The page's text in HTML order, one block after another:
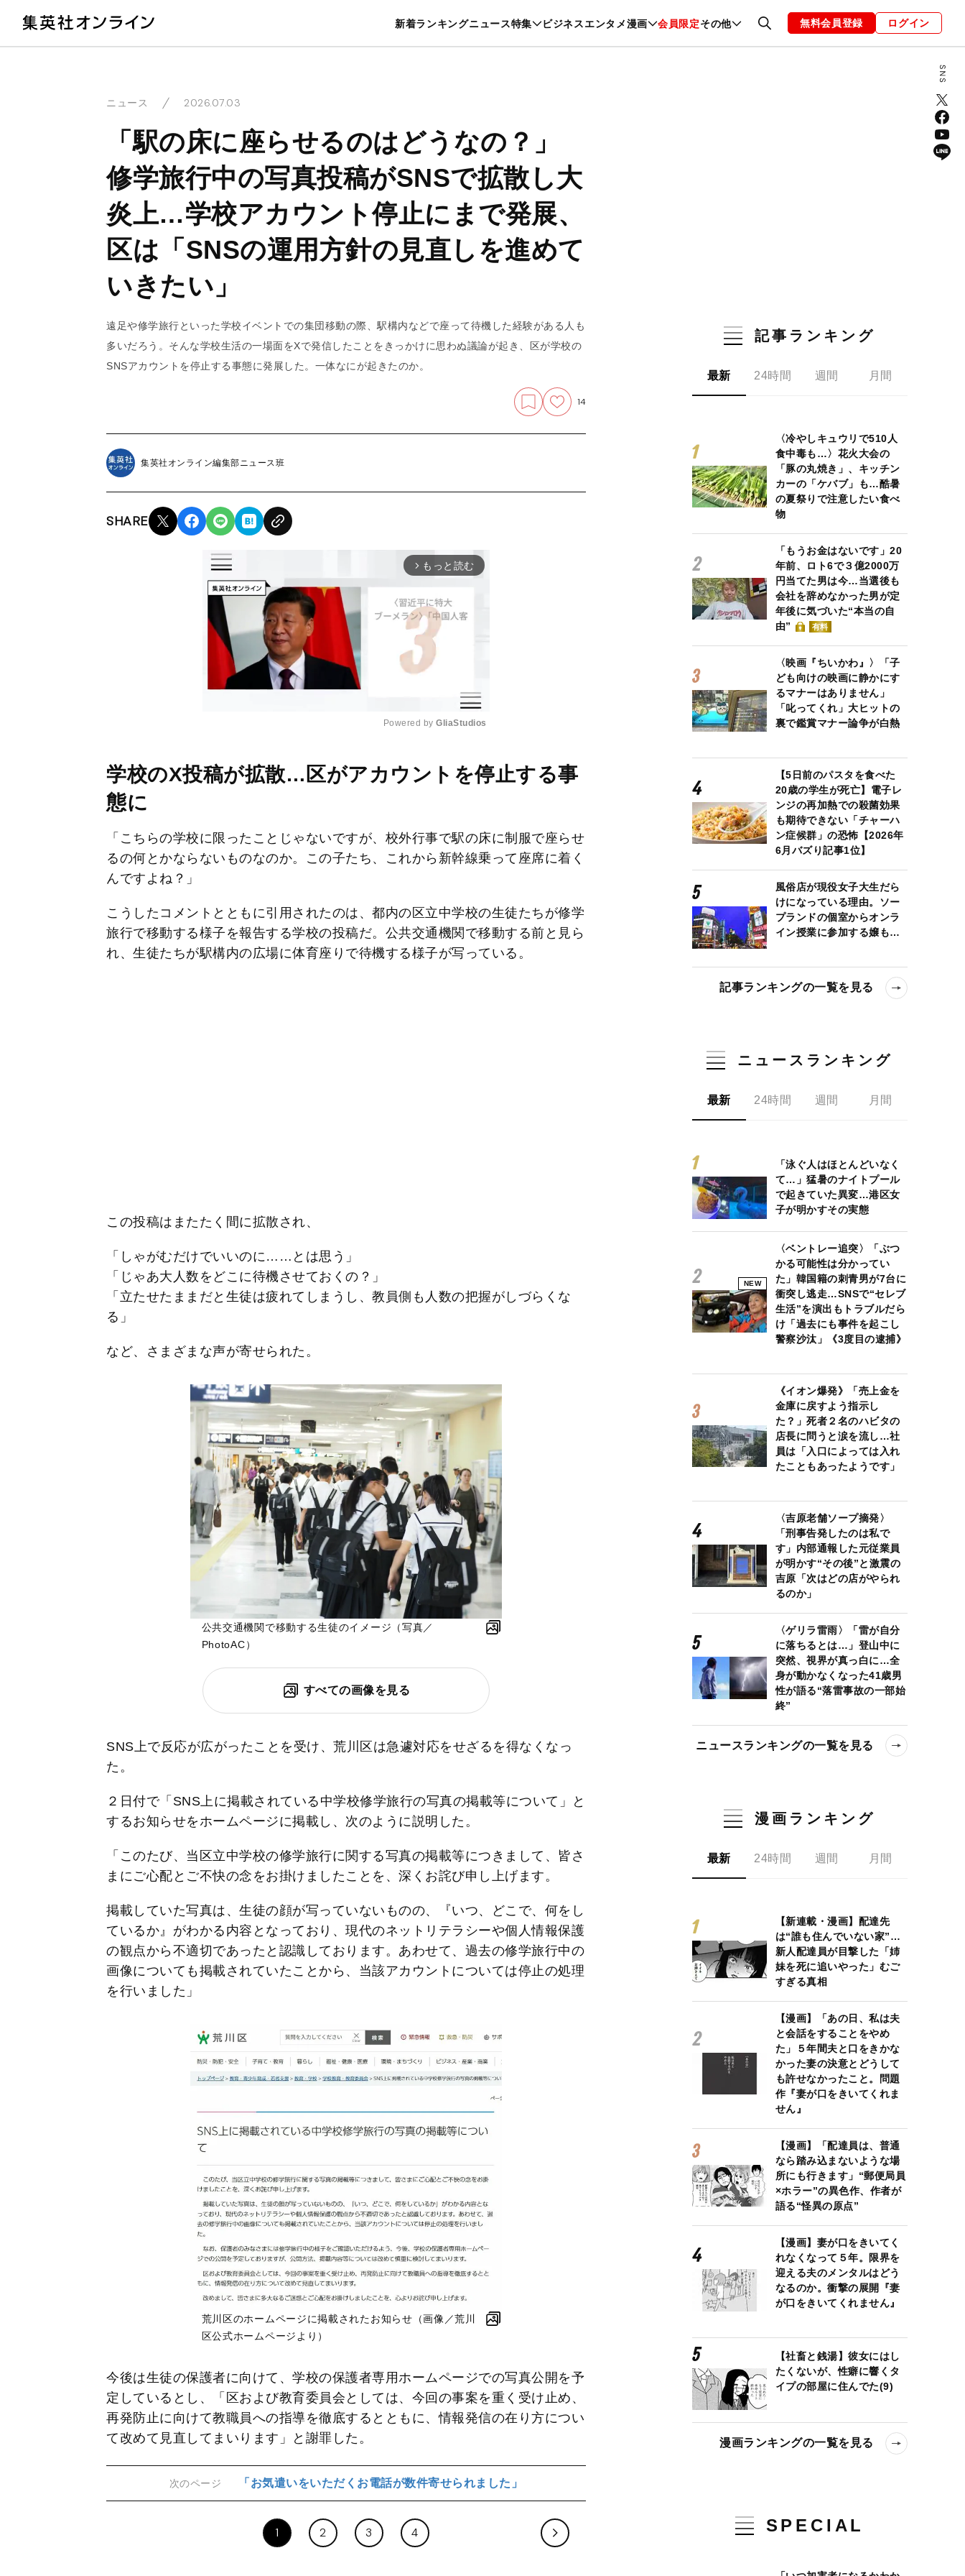
新着ランキングニュース特集 ビジネスエンタメ漫画 会員限定その他
暮らし スポーツ ヘルスケア 美容 グルメ ファッション 恋愛・結婚 編集部 お知らせ
無料会員登録 ログイン
ニュース 2026.07.03
「駅の床に座らせるのはどうなの？」
修学旅行中の写真投稿がSNSで拡散し大
炎上…学校アカウント停止にまで発展、
区は「SNSの運用方針の見直しを進めて
いきたい」
遠足や修学旅行といった学校イベントでの集団移動の際、駅構内などで座って待機した経験がある人も
多いだろう。そんな学校生活の一場面をXで発信したことをきっかけに思わぬ議論が起き、区が学校の
SNSアカウントを停止する事態に発展した。一体なにが起きたのか。
14
集英社オンライン編集部ニュース班
SHARE
arrow_forward_ios もっと読む
M
u
Powered by GliaStudios
学校のX投稿が拡散…区がアカウントを停止する事
態に
「こちらの学校に限ったことじゃないですが、校外行事で駅の床に制服で座らせ
るの何とかならないものなのか。この子たち、これから新幹線乗って座席に着く
んですよね？」
こうしたコメントとともに引用されたのは、都内の区立中学校の生徒たちが修学
旅行で移動する様子を報告する学校の投稿だ。公共交通機関で移動する前と見ら
れ、生徒たちが駅構内の広場に体育座りで待機する様子が写っている。
この投稿はまたたく間に拡散され、
「しゃがむだけでいいのに……とは思う」
「じゃあ大人数をどこに待機させておくの？」
「立たせたままだと生徒は疲れてしまうし、教員側も人数の把握がしづらくな
る」
など、さまざまな声が寄せられた。
公共交通機関で移動する生徒のイメージ（写真／
PhotoAC）
すべての画像を見る
SNS上で反応が広がったことを受け、荒川区は急遽対応をせざるを得なくなっ
た。
２日付で「SNS上に掲載されている中学校修学旅行の写真の掲載等について」と
するお知らせをホームページに掲載し、次のように説明した。
「このたび、当区立中学校の修学旅行に関する写真の掲載等につきまして、皆さ
まにご心配とご不快の念をお掛けましたことを、深くお詫び申し上げます。
掲載していた写真は、生徒の顔が写っていないものの、『いつ、どこで、何をし
ているか』がわかる内容となっており、現代のネットリテラシーや個人情報保護
の観点から不適切であったと認識しております。あわせて、過去の修学旅行中の
画像についても掲載されていたことから、当該アカウントについては停止の処理
を行いました」
荒川区のホームページに掲載されたお知らせ（画像／荒川
区公式ホームページより）
今後は生徒の保護者に向けて、学校の保護者専用ホームページでの写真公開を予
定しているとし、「区および教育委員会としては、今回の事案を重く受け止め、
再発防止に向けて教職員への指導を徹底するとともに、情報発信の在り方につい
て改めて見直してまいります」と謝罪した。
次のページ 「お気遣いをいただくお電話が数件寄せられました」
1 2 3 4
記事ランキング
最新 24時間 週間 月間
〈冷やしキュウリで510人
食中毒も…〉花火大会の
「豚の丸焼き」、キッチン
カーの「ケバブ」も…酷暑
の夏祭りで注意したい食べ
物
「もうお金はないです」20
年前、ロト6で３億2000万
円当てた男は今…当選後も
会社を辞めなかった男が定
年後に気づいた“本当の自
由”
有料
〈映画『ちいかわ』〉「子
ども向けの映画に静かにす
るマナーはありません」
「叱ってくれ」大ヒットの
裏で鑑賞マナー論争が白熱
【5日前のパスタを食べた
20歳の学生が死亡】電子レ
ンジの再加熱での殺菌効果
も期待できない「チャーハ
ン症候群」の恐怖【2026年
6月バズり記事1位】
風俗店が現役女子大生だら
けになっている理由。ソー
プランドの個室からオンラ
イン授業に参加する嬢も…
記事ランキングの一覧を見る
ニュースランキング
最新 24時間 週間 月間
「泳ぐ人はほとんどいなく
て…」猛暑のナイトプール
で起きていた異変…港区女
子が明かすその実態
NEW
〈ベントレー追突〉「ぶつ
かる可能性は分かってい
た」韓国籍の刺青男が7台に
衝突し逃走…SNSで“セレブ
生活”を演出もトラブルだら
け「過去にも事件を起こし
警察沙汰」《3度目の逮捕》
《イオン爆発》「売上金を
金庫に戻すよう指示し
た？」死者２名のハビタの
店長に問うと涙を流し…社
員は「入口によっては入れ
たこともあったようです」
〈吉原老舗ソープ摘発〉
「刑事告発したのは私で
す」内部通報した元従業員
が明かす“その後”と激震の
吉原「次はどの店がやられ
るのか」
〈ゲリラ雷雨〉「雷が自分
に落ちるとは…」登山中に
突然、視界が真っ白に…全
身が動かなくなった41歳男
性が語る“落雷事故の一部始
終”
ニュースランキングの一覧を見る
漫画ランキング
最新 24時間 週間 月間
【新連載・漫画】配達先
は“誰も住んでいない家”…
新人配達員が目撃した「姉
妹を死に追いやった」むご
すぎる真相
【漫画】「あの日、私は夫
と会話をすることをやめ
た」５年間夫と口をきかな
かった妻の決意とどうして
も許せなかったこと。問題
作『妻が口をきいてくれま
せん』
【漫画】「配達員は、普通
なら踏み込まないような場
所にも行きます」“郵便局員
×ホラー”の異色作、作者が
語る“怪異の原点”
【漫画】妻が口をきいてく
れなくなって５年。限界を
迎える夫のメンタルはどう
なるのか。衝撃の展開『妻
が口をきいてくれません』
【社畜と銭湯】彼女にはし
たくないが、性癖に響くタ
イプの部屋に住んでた(9)
漫画ランキングの一覧を見る
SPECIAL